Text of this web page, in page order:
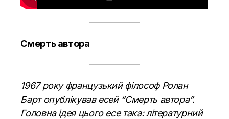
Смерть автора
1967 року французький філософ Ролан
Барт опублікував есей “Смерть автора”.
Головна ідея цього есе така: літературний